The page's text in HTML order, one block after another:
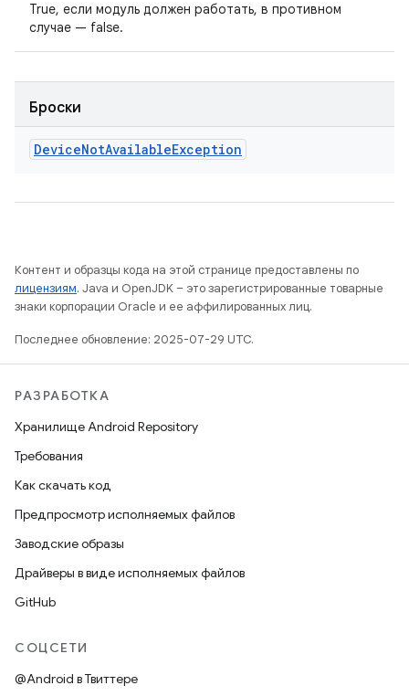
True, если модуль должен работать, в противном
случае — false.
Броски
DeviceNotAvailableException
Контент и образцы кода на этой странице предоставлены по
лицензиям. Java и OpenJDK – это зарегистрированные товарные
знаки корпорации Oracle и ее аффилированных лиц.
Последнее обновление: 2025-07-29 UTC.
РАЗРАБОТКА
Хранилище Android Repository
Требования
Как скачать код
Предпросмотр исполняемых файлов
Заводские образы
Драйверы в виде исполняемых файлов
GitHub
СОЦСЕТИ
@Android в Твиттере